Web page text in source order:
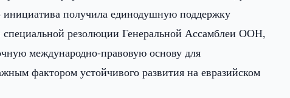
получила единодушную поддержку
специальной резолюции Генеральной Ассамблеи ООН,
международно-правовую основу для
фактором устойчивого развития на евразийском